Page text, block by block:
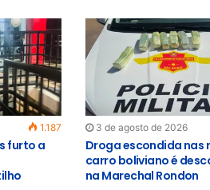
1.187
furto a
3 de agosto de 2026
Droga escondida nas
carro boliviano é
na Marechal Rondon